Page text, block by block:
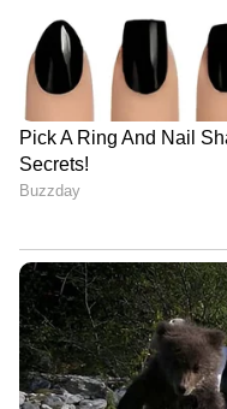
ശ്രദ്ധിക്കുന്നില്ല'
മണ്ടത്തരവും
കേരളത്തിൽ
Kerala Rains